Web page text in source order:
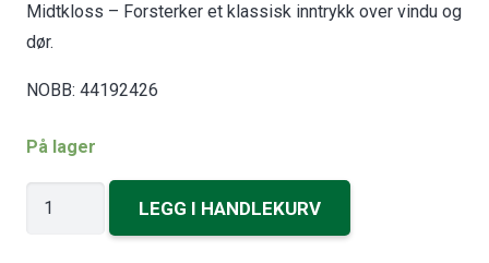
Midtkloss – Forsterker et klassisk inntrykk over vindu og
dør.
NOBB: 44192426
På lager
LEGG I HANDLEKURV